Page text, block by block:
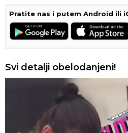
Pratite nas i putem Android ili
Svi detalji obelodanjeni!